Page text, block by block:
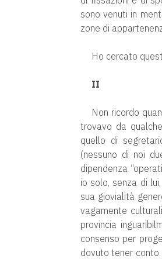
sono venuti in
zone di
Ho cercato
II
Non ricordo
trovavo da
quello di
(nessuno di noi
dipendenza
io solo, senza di
sua giovialità
vagamente
provincia
consenso per
dovuto tener conto